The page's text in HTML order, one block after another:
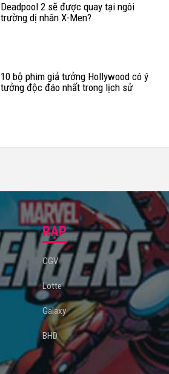
Deadpool 2 sẽ được quay tại ngôi
trường dị nhân X-Men?
10 bộ phim giả tưởng Hollywood có ý
tưởng độc đáo nhất trong lịch sử
RẠP
CGV
Lotte
Galaxy
BHD